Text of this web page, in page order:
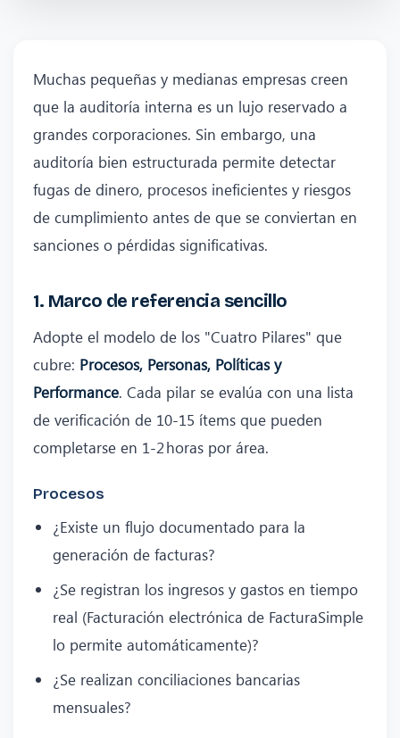
Muchas pequeñas y medianas empresas creen
que la auditoría interna es un lujo reservado a
grandes corporaciones. Sin embargo, una
auditoría bien estructurada permite detectar
fugas de dinero, procesos ineficientes y riesgos
de cumplimiento antes de que se conviertan en
sanciones o pérdidas significativas.
1. Marco de referencia sencillo
Adopte el modelo de los "Cuatro Pilares" que
cubre: Procesos, Personas, Políticas y
Performance. Cada pilar se evalúa con una lista
de verificación de 10‑15 ítems que pueden
completarse en 1‑2 horas por área.
Procesos
¿Existe un flujo documentado para la
generación de facturas?
¿Se registran los ingresos y gastos en tiempo
real (Facturación electrónica de FacturaSimple
lo permite automáticamente)?
¿Se realizan conciliaciones bancarias
mensuales?